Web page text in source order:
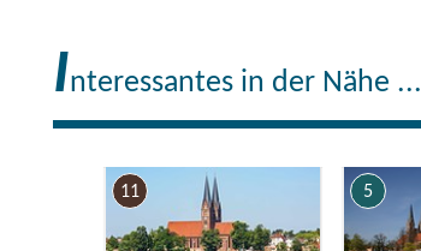
Interessantes in der Nähe ...
11 5